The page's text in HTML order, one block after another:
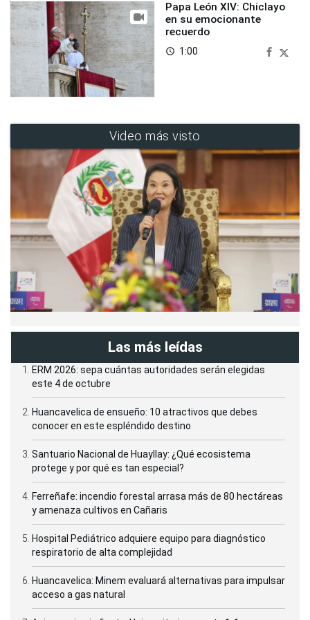
Papa León XIV: Chiclayo
en su emocionante
recuerdo
access_time 1:00
Video más visto
Las más leídas
ERM 2026: sepa cuántas autoridades serán elegidas
este 4 de octubre
Huancavelica de ensueño: 10 atractivos que debes
conocer en este espléndido destino
Santuario Nacional de Huayllay: ¿Qué ecosistema
protege y por qué es tan especial?
Ferreñafe: incendio forestal arrasa más de 80 hectáreas
y amenaza cultivos en Cañaris
Hospital Pediátrico adquiere equipo para diagnóstico
respiratorio de alta complejidad
Huancavelica: Minem evaluará alternativas para impulsar
acceso a gas natural